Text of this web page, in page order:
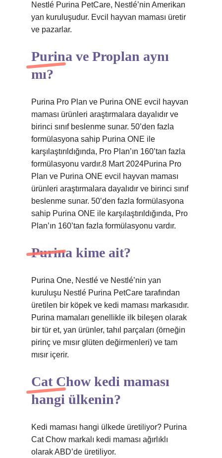
Nestlé Purina PetCare, Nestlé’nin Amerikan
yan kuruluşudur. Evcil hayvan maması üretir
ve pazarlar.
Purina ve Proplan aynı
mı?
Purina Pro Plan ve Purina ONE evcil hayvan
maması ürünleri araştırmalara dayalıdır ve
birinci sınıf beslenme sunar. 50’den fazla
formülasyona sahip Purina ONE ile
karşılaştırıldığında, Pro Plan’ın 160’tan fazla
formülasyonu vardır.8 Mart 2024Purina Pro
Plan ve Purina ONE evcil hayvan maması
ürünleri araştırmalara dayalıdır ve birinci sınıf
beslenme sunar. 50’den fazla formülasyona
sahip Purina ONE ile karşılaştırıldığında, Pro
Plan’ın 160’tan fazla formülasyonu vardır.
Purina kime ait?
Purina One, Nestlé ve Nestlé’nin yan
kuruluşu Nestlé Purina PetCare tarafından
üretilen bir köpek ve kedi maması markasıdır.
Purina mamaları genellikle ilk bileşen olarak
bir tür et, yan ürünler, tahıl parçaları (örneğin
pirinç ve mısır glüten değirmenleri) ve tam
mısır içerir.
Cat Chow kedi maması
hangi ülkenin?
Kedi maması hangi ülkede üretiliyor? Purina
Cat Chow markalı kedi maması ağırlıklı
olarak ABD’de üretiliyor.